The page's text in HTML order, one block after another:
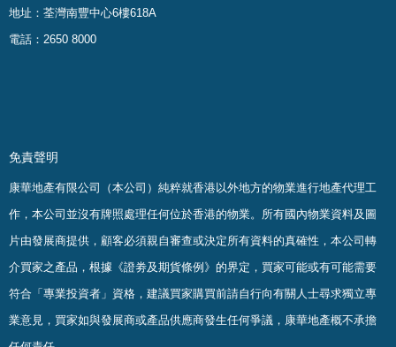
地址：荃灣南豐中心6樓618A
電話：2650 8000
免責聲明
康華地產有限公司（本公司）純粹就香港以外地方的物業進行地產代理工
作，本公司並沒有牌照處理任何位於香港的物業。 所有國內物業資料及圖
片由發展商提供，顧客必須親自審查或決定所有資料的真確性 ， 本公司轉
介買家之產品，根據《證劵及期貨條例》的界定，買家可能或有可能需要
符合「專業投資者」資格，建議買家購買前請自行向有關人士尋求獨立專
業意見，買家如與發展商或產品供應商發生任何爭議，康華地產概不承擔